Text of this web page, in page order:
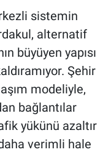
sistemin
alternatif
büyüyen yapısı
Şehir
modeliyle,
bağlantılar
yükünü azaltır
verimli hale